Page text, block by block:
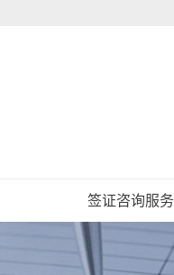
签证咨询服务